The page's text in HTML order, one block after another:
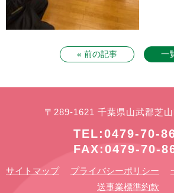
« 前の記事 一
〒289-1621 千葉県山武郡芝
TEL:0479-70-
FAX:0479-70-
サイトマップ プライバシーポリシー
送事業標準約款